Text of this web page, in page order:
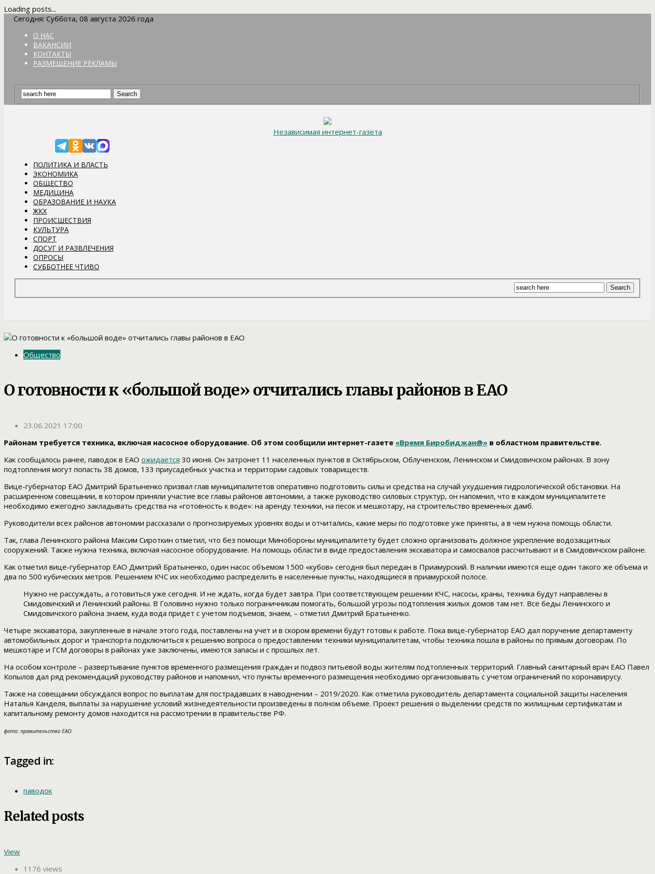
Loading posts...
Сегодня: Суббота, 08 августа 2026 года
О НАС
ВАКАНСИИ
КОНТАКТЫ
РАЗМЕЩЕНИЕ РЕКЛАМЫ
Независимая интернет-газета
ПОЛИТИКА И ВЛАСТЬ
ЭКОНОМИКА
ОБЩЕСТВО
МЕДИЦИНА
ОБРАЗОВАНИЕ И НАУКА
ЖКХ
ПРОИСШЕСТВИЯ
КУЛЬТУРА
СПОРТ
ДОСУГ И РАЗВЛЕЧЕНИЯ
ОПРОСЫ
СУББОТНЕЕ ЧТИВО
Общество
О готовности к «большой воде» отчитались главы районов в ЕАО
23.06.2021 17:00
Районам требуется техника, включая насосное оборудование. Об этом сообщили интернет-газете «Время Биробиджан@» в областном правительстве.
Как сообщалось ранее, паводок в ЕАО ожидается 30 июня. Он затронет 11 населенных пунктов в Октябрьском, Облученском, Ленинском и Смидовичском районах. В зону
подтопления могут попасть 38 домов, 133 приусадебных участка и территории садовых товариществ.
Вице-губернатор ЕАО Дмитрий Братыненко призвал глав муниципалитетов оперативно подготовить силы и средства на случай ухудшения гидрологической обстановки. На
расширенном совещании, в котором приняли участие все главы районов автономии, а также руководство силовых структур, он напомнил, что в каждом муниципалитете
необходимо ежегодно закладывать средства на «готовность к воде»: на аренду техники, на песок и мешкотару, на строительство временных дамб.
Руководители всех районов автономии рассказали о прогнозируемых уровнях воды и отчитались, какие меры по подготовке уже приняты, а в чем нужна помощь области.
Так, глава Ленинского района Максим Сироткин отметил, что без помощи Минобороны муниципалитету будет сложно организовать должное укрепление водозащитных
сооружений. Также нужна техника, включая насосное оборудование. На помощь области в виде предоставления экскаватора и самосвалов рассчитывают и в Смидовичском районе.
Как отметил вице-губернатор ЕАО Дмитрий Братыненко, один насос объемом 1500 «кубов» сегодня был передан в Приамурский. В наличии имеются еще один такого же объема и
два по 500 кубических метров. Решением КЧС их необходимо распределить в населенные пункты, находящиеся в приамурской полосе.
Нужно не рассуждать, а готовиться уже сегодня. И не ждать, когда будет завтра. При соответствующем решении КЧС, насосы, краны, техника будут направлены в
Смидовичский и Ленинский районы. В Головино нужно только пограничникам помогать, большой угрозы подтопления жилых домов там нет. Все беды Ленинского и
Смидовичского района знаем, куда вода придет с учетом подъемов, знаем, – отметил Дмитрий Братыненко.
Четыре экскаватора, закупленные в начале этого года, поставлены на учет и в скором времени будут готовы к работе. Пока вице-губернатор ЕАО дал поручение департаменту
автомобильных дорог и транспорта подключиться к решению вопроса о предоставлении техники муниципалитетам, чтобы техника пошла в районы по прямым договорам. По
мешкотаре и ГСМ договоры в районах уже заключены, имеются запасы и с прошлых лет.
На особом контроле – развертывание пунктов временного размещения граждан и подвоз питьевой воды жителям подтопленных территорий. Главный санитарный врач ЕАО Павел
Копылов дал ряд рекомендаций руководству районов и напомнил, что пункты временного размещения необходимо организовывать с учетом ограничений по коронавирусу.
Также на совещании обсуждался вопрос по выплатам для пострадавших в наводнении – 2019/2020. Как отметила руководитель департамента социальной защиты населения
Наталья Канделя, выплаты за нарушение условий жизнедеятельности произведены в полном объеме. Проект решения о выделении средств по жилищным сертификатам и
капитальному ремонту домов находится на рассмотрении в правительстве РФ.
фото: правительство ЕАО
Tagged in:
паводок
Related posts
View
1176 views